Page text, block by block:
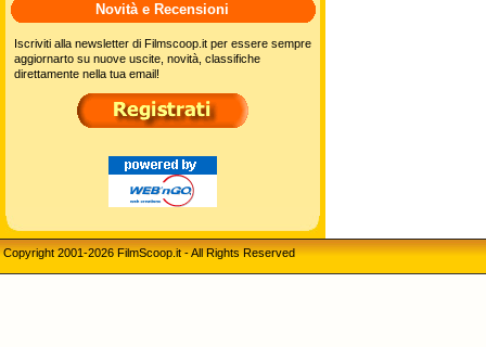
Novità e Recensioni
Iscriviti alla newsletter di Filmscoop.it per essere sempre
aggiornarto su nuove uscite, novità, classifiche
direttamente nella tua email!
Copyright 2001-2026 FilmScoop.it - All Rights Reserved